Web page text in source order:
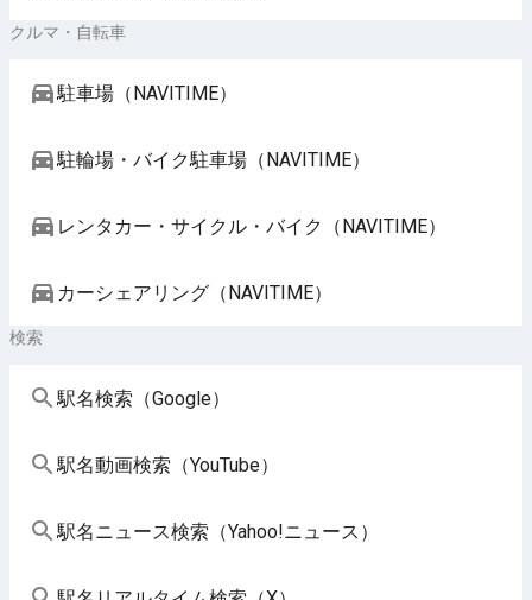
クルマ・自転車
駐車場（NAVITIME）
駐輪場・バイク駐車場（NAVITIME）
レンタカー・サイクル・バイク（NAVITIME）
カーシェアリング（NAVITIME）
検索
駅名検索（Google）
駅名動画検索（YouTube）
駅名ニュース検索（Yahoo!ニュース）